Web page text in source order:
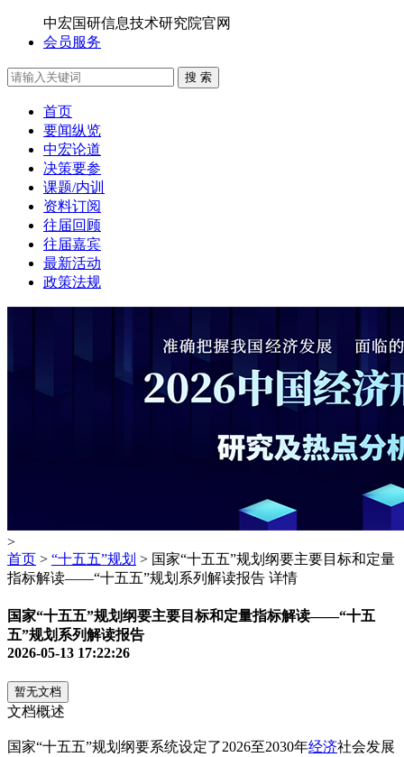
中宏国研信息技术研究院官网
会员服务
搜 索
首页
要闻纵览
中宏论道
决策要参
课题/内训
资料订阅
往届回顾
往届嘉宾
最新活动
政策法规
>
首页 > “十五五”规划 > 国家“十五五”规划纲要主要目标和定量
指标解读——“十五五”规划系列解读报告 详情
国家“十五五”规划纲要主要目标和定量指标解读——“十五
五”规划系列解读报告
2026-05-13 17:22:26
暂无文档
文档概述
国家“十五五”规划纲要系统设定了2026至2030年经济社会发展